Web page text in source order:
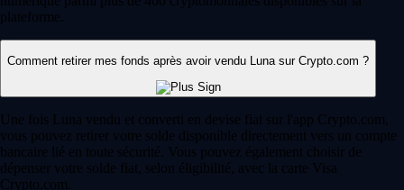
plateforme.
Comment retirer mes fonds après avoir vendu Luna sur Crypto.com ?
Une fois Luna vendu et converti en devise fiat sur l'app Crypto.com,
vous pouvez retirer votre solde disponible directement vers un compte
bancaire lié en toute sécurité. Vous pouvez également choisir de
dépenser votre solde fiat, selon éligibilité, avec la carte Visa
Crypto.com.